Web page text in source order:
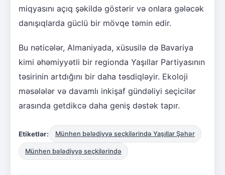
miqyasını açıq şəkildə göstərir və onlara gələcək
danışıqlarda güclü bir mövqe təmin edir.
Bu nəticələr, Almaniyada, xüsusilə də Bavariya
kimi əhəmiyyətli bir regionda Yaşıllar Partiyasının
təsirinin artdığını bir daha təsdiqləyir. Ekoloji
məsələlər və davamlı inkişaf gündəliyi seçicilər
arasında getdikcə daha geniş dəstək tapır.
Etiketlər: Münhen bələdiyyə seçkilərində Yaşıllar Şəhər
Münhen bələdiyyə seçkilərində